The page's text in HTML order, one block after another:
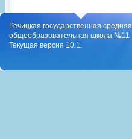
Речицкая государственная средняя
общеобразовательная школа №11
Текущая версия 10.1.